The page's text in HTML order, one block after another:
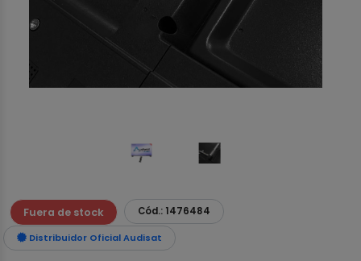
Fuera de stock Cód.: 1476484
Distribuidor Oficial Audisat